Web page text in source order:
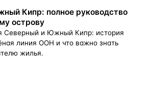
Кипр: полное руководство
острову
Северный и Южный Кипр: история
линия ООН и что важно знать
жилья.